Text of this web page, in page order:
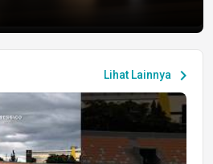
Lihat Lainnya chevron_right